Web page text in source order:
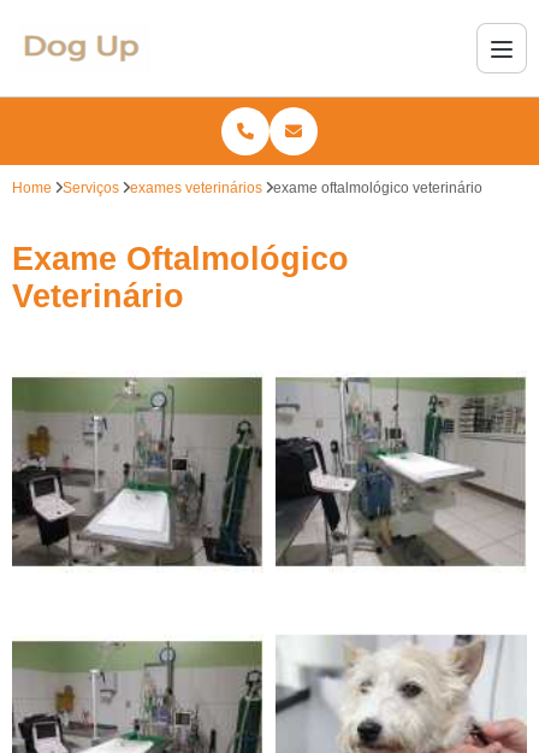
Home Serviços exames veterinários exame oftalmológico veterinário
Exame Oftalmológico
Veterinário